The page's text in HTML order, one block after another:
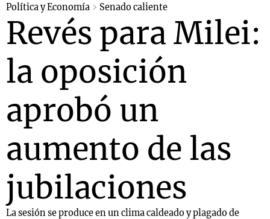
Política y Economía Senado caliente
Revés para Milei:
la oposición
aprobó un
aumento de las
jubilaciones
La sesión se produce en un clima caldeado y plagado de